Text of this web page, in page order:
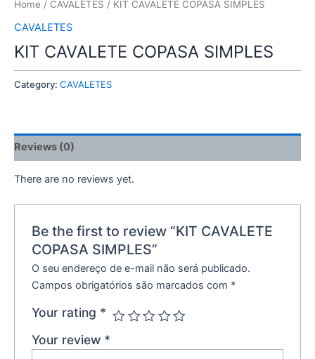
Home / CAVALETES / KIT CAVALETE COPASA SIMPLES
CAVALETES
KIT CAVALETE COPASA SIMPLES
Category: CAVALETES
Reviews (0)
There are no reviews yet.
Be the first to review “KIT CAVALETE
COPASA SIMPLES”
O seu endereço de e-mail não será publicado.
Campos obrigatórios são marcados com *
Your rating *
Your review *